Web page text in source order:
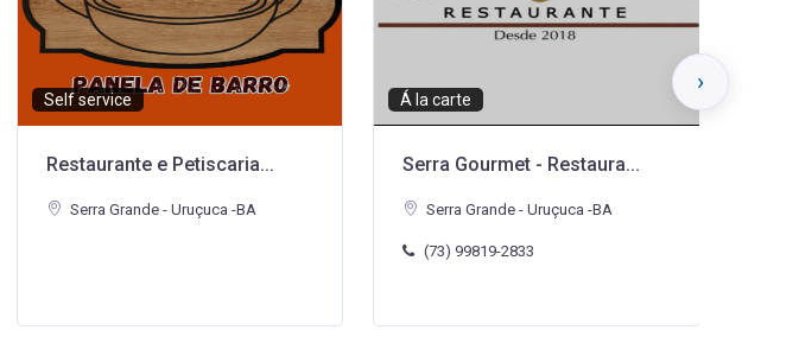
Á la carte
Serra Gourmet - Restaura...
Serra Grande - Uruçuca -BA
Padaria
Padaria Vitória
Uruçuca - Serra Grande -BA
(73) 98148-0184
›